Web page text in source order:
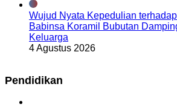
Wujud Nyata Kepedulian
Babinsa Koramil Bubutan
Keluarga
4 Agustus 2026
Pendidikan